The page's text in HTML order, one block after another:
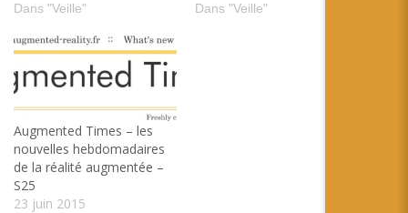
Dans "Veille" Dans "Veille"
Augmented Times – les
nouvelles hebdomadaires
de la réalité augmentée –
S25
23 juin 2015